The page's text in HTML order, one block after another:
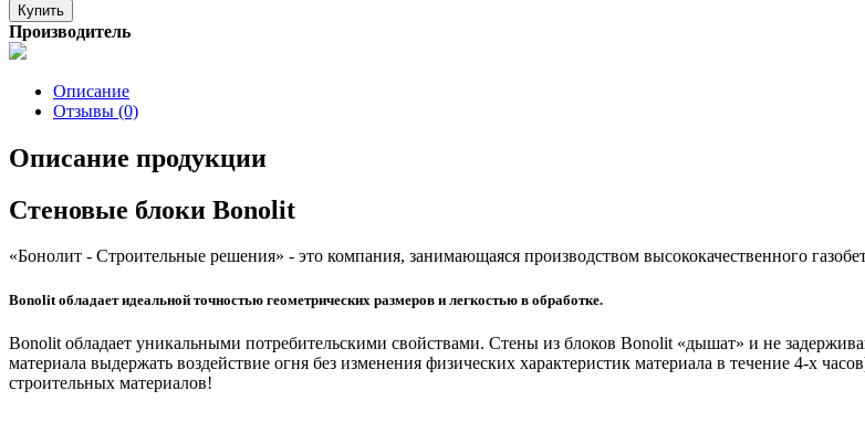
Производитель
Описание
Отзывы (0)
Описание продукции
Стеновые блоки Bonolit
«Бонолит - Строительные решения» - это компания, занимающаяся производством высококачественного
Bonolit обладает идеальной точностью геометрических размеров и легкостью в обработке.
Bonolit обладает уникальными потребительскими свойствами. Стены из блоков Bonolit «дышат» и не
материала выдержать воздействие огня без изменения физических характеристик материала в течение 4-х
строительных материалов!